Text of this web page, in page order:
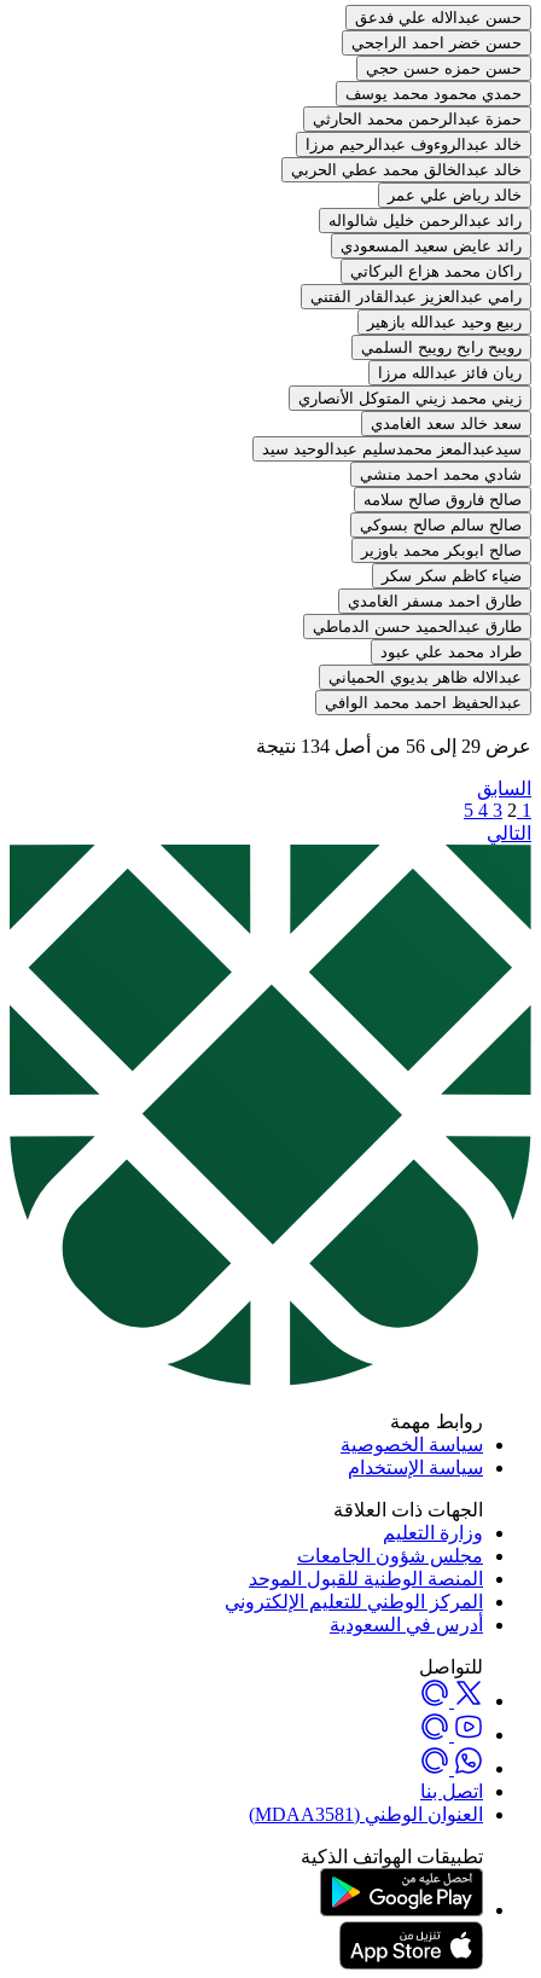
حسن عبدالاله علي فدعق
حسن خضر احمد الراجحي
حسن حمزه حسن حجي
حمدي محمود محمد يوسف
حمزة عبدالرحمن محمد الحارثي
خالد عبدالروءوف عبدالرحيم مرزا
خالد عبدالخالق محمد عطي الحربي
خالد رياض علي عمر
رائد عبدالرحمن خليل شالواله
رائد عايض سعيد المسعودي
راكان محمد هزاع البركاتي
رامي عبدالعزيز عبدالقادر الفتني
ربيع وحيد عبدالله بازهير
رويبح رابح رويبح السلمي
ريان فائز عبدالله مرزا
زيني محمد زيني المتوكل الأنصاري
سعد خالد سعد الغامدي
سيدعبدالمعز محمدسليم عبدالوحيد سيد
شادي محمد احمد منشي
صالح فاروق صالح سلامه
صالح سالم صالح بسوكي
صالح ابوبكر محمد باوزير
ضياء كاظم سكر سكر
طارق احمد مسفر الغامدي
طارق عبدالحميد حسن الدماطي
طراد محمد علي عبود
عبدالاله ظاهر بديوي الحمياني
عبدالحفيظ احمد محمد الوافي
عرض 29 إلى 56 من أصل 134 نتيجة
السابق
1
2
3
4
5
التالي
روابط مهمة
سياسة الخصوصية
سياسة الإستخدام
الجهات ذات العلاقة
وزارة التعليم
مجلس شؤون الجامعات
المنصة الوطنية للقبول الموحد
المركز الوطني للتعليم الإلكتروني
أدرس في السعودية
للتواصل
اتصل بنا
العنوان الوطني (MDAA3581)
تطبيقات الهواتف الذكية